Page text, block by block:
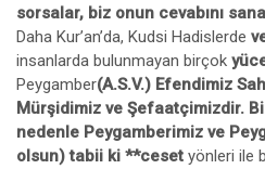
sorsalar, biz onun cevabını
Daha Kur’an’da, Kudsi Hadislerde
insanlarda bulunmayan birçok
Peygamber(A.S.V.) Efendimiz
Mürşidimiz ve Şefaatçimizdir.
nedenle Peygamberimiz ve
olsun) tabii ki **ceset yönleri ile